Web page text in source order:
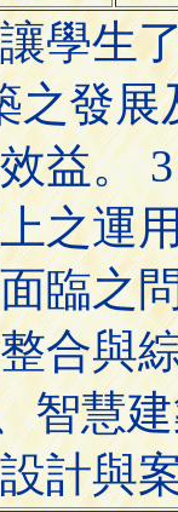
學生
之發
益。
之運
臨之
合與
智慧
計與